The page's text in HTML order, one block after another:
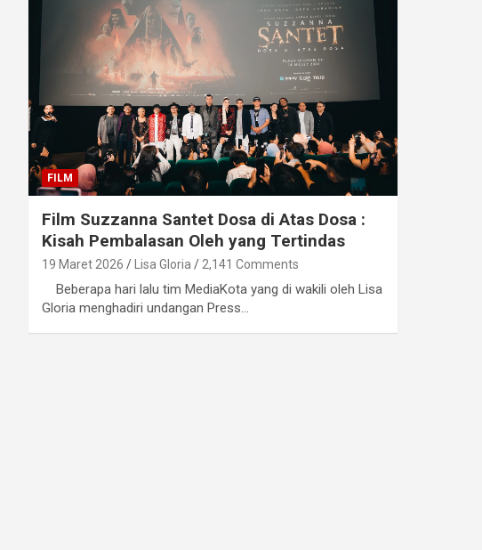
FILM
Film Suzzanna Santet Dosa di Atas Dosa :
Kisah Pembalasan Oleh yang Tertindas
19 Maret 2026 Lisa Gloria 2,141 Comments
Beberapa hari lalu tim MediaKota yang di wakili oleh Lisa
Gloria menghadiri undangan Press…